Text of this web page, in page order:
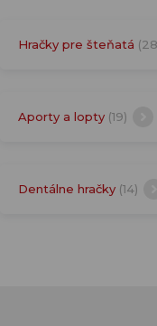
Hračky pre šteňatá
Aporty a lopty (19)
Dentálne hračky (14)